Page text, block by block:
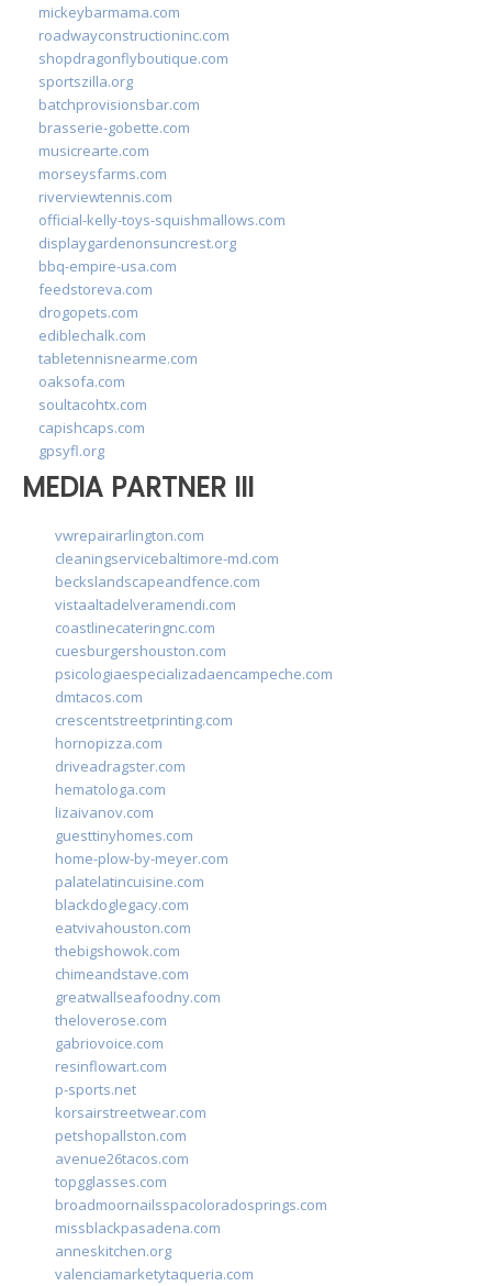
mickeybarmama.com
roadwayconstructioninc.com
shopdragonflyboutique.com
sportszilla.org
batchprovisionsbar.com
brasserie-gobette.com
musicrearte.com
morseysfarms.com
riverviewtennis.com
official-kelly-toys-squishmallows.com
displaygardenonsuncrest.org
bbq-empire-usa.com
feedstoreva.com
drogopets.com
ediblechalk.com
tabletennisnearme.com
oaksofa.com
soultacohtx.com
capishcaps.com
gpsyfl.org
MEDIA PARTNER III
vwrepairarlington.com
cleaningservicebaltimore-md.com
beckslandscapeandfence.com
vistaaltadelveramendi.com
coastlinecateringnc.com
cuesburgershouston.com
psicologiaespecializadaencampeche.com
dmtacos.com
crescentstreetprinting.com
hornopizza.com
driveadragster.com
hematologa.com
lizaivanov.com
guesttinyhomes.com
home-plow-by-meyer.com
palatelatincuisine.com
blackdoglegacy.com
eatvivahouston.com
thebigshowok.com
chimeandstave.com
greatwallseafoodny.com
theloverose.com
gabriovoice.com
resinflowart.com
p-sports.net
korsairstreetwear.com
petshopallston.com
avenue26tacos.com
topgglasses.com
broadmoornailsspacoloradosprings.com
missblackpasadena.com
anneskitchen.org
valenciamarketytaqueria.com